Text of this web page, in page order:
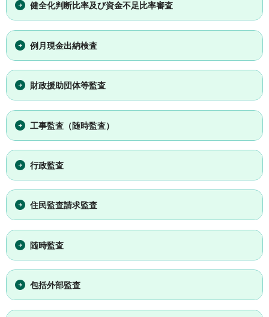
健全化判断比率及び資金不足比率審査
例月現金出納検査
財政援助団体等監査
工事監査（随時監査）
行政監査
住民監査請求監査
随時監査
包括外部監査